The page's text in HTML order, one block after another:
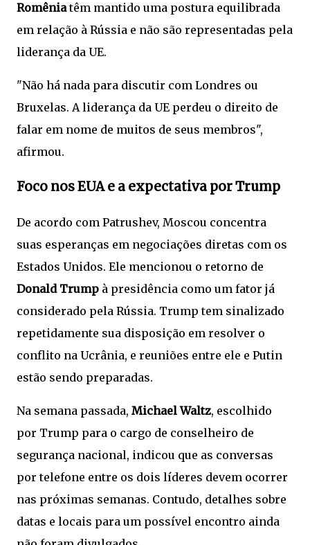
Romêniatêm mantido uma postura equilibrada
em relação à Rússia e não são representadas pela
liderança da UE.
"Não há nada para discutir com Londres ou
Bruxelas. A liderança da UE perdeu o direito de
falar em nome de muitos de seus membros",
afirmou.
Foco nos EUA e a expectativa por Trump
De acordo com Patrushev, Moscou concentra
suas esperanças em negociações diretas com os
Estados Unidos. Ele mencionou o retorno de
Donald Trump à presidência como um fator já
considerado pela Rússia. Trump tem sinalizado
repetidamente sua disposição em resolver o
conflito na Ucrânia, e reuniões entre ele e Putin
estão sendo preparadas.
Na semana passada, Michael Waltz, escolhido
por Trump para o cargo de conselheiro de
segurança nacional, indicou que as conversas
por telefone entre os dois líderes devem ocorrer
nas próximas semanas. Contudo, detalhes sobre
datas e locais para um possível encontro ainda